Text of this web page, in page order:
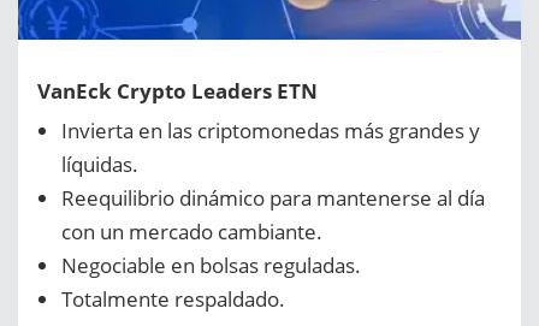
VanEck Crypto Leaders ETN
Invierta en las criptomonedas más grandes y
líquidas.
Reequilibrio dinámico para mantenerse al día
con un mercado cambiante.
Negociable en bolsas reguladas.
Totalmente respaldado.